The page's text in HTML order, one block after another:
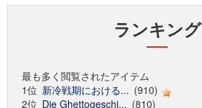
ランキング
最も多く閲覧されたアイテム
1位 新冷戦期における... (910)
2位 Die Ghettogeschi... (810)